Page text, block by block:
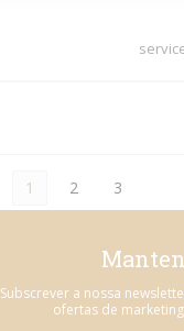
1 2 3
Subscrever a nossa
ofertas de